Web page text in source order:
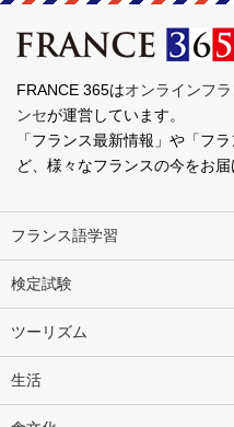
FRANCE 365はオンラインフ
ンセが運営しています。
「フランス最新情報」や「フ
ど、様々なフランスの今をお届
フランス語学習
検定試験
ツーリズム
生活